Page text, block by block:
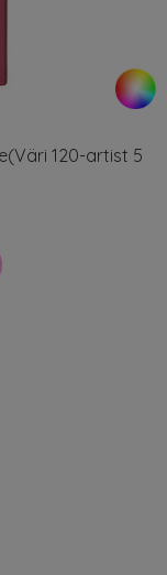
120-artist 5